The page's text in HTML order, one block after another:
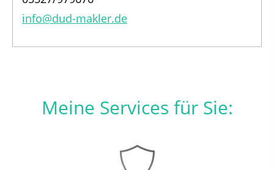
info@dud-makler.de
Meine Services für Sie: